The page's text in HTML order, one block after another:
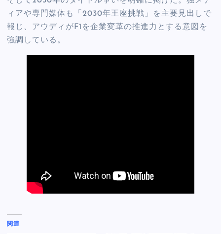
ィアや専門媒体も「2030年王座挑戦」を主要見出しで
報じ、アウディがF1を企業変革の推進力とする意図を
強調している。
関連